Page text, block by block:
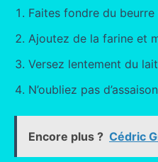
Faites fondre du
Ajoutez de la farine et
Versez lentement du
N’oubliez pas
Encore plus ? Cédric